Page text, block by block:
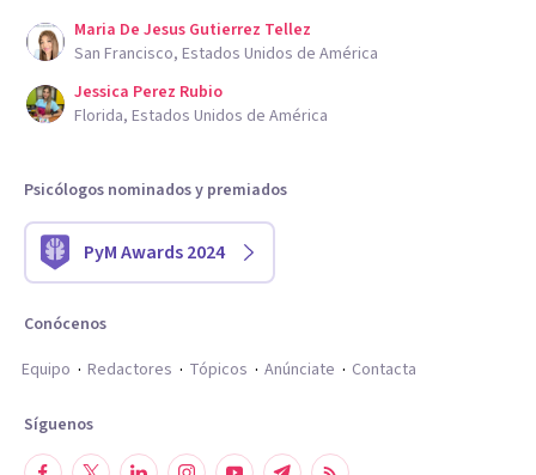
Maria De Jesus Gutierrez Tellez
San Francisco, Estados Unidos de América
Jessica Perez Rubio
Florida, Estados Unidos de América
Psicólogos nominados y premiados
PyM Awards 2024
Conócenos
Equipo
Redactores Tópicos Anúnciate Contacta
Síguenos